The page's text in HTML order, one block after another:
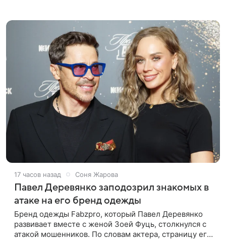
17 часов назад Соня Жарова
Павел Деревянко заподозрил знакомых в
атаке на его бренд одежды
Бренд одежды Fabzpro, который Павел Деревянко
развивает вместе с женой Зоей Фуць, столкнулся с
атакой мошенников. По словам актера, страницу его